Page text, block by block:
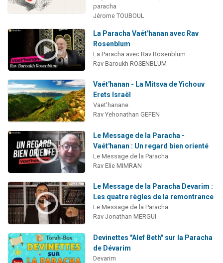
paracha
Jérome TOUBOUL
La Paracha Vaét'hanan avec Rav
Rosenblum
La Paracha avec Rav Rosenblum
Rav Baroukh ROSENBLUM
Vaét'hanan - La Mitsva de Yichouv
Erets Israël
Vaet'hanane
Rav Yehonathan GEFEN
Le Message de la Paracha -
Vaét'hanan : Un regard bien orienté
Le Message de la Paracha
Rav Elie MIMRAN
Le Message de la Paracha Devarim :
Les quatre règles de la remontrance
Le Message de la Paracha
Rav Jonathan MERGUI
Devinettes "Alef Beth" sur la Paracha
de Dévarim
Devarim